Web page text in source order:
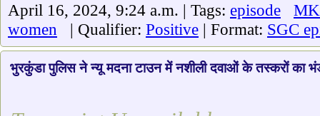
April 16, 2024, 9:24 a.m. | Tags: episode
women | Qualifier: Positive | Format: SGC
भुरकुंडा पुलिस ने न्यू मदना टाउन में नशीली दवाओं के तस्करों का